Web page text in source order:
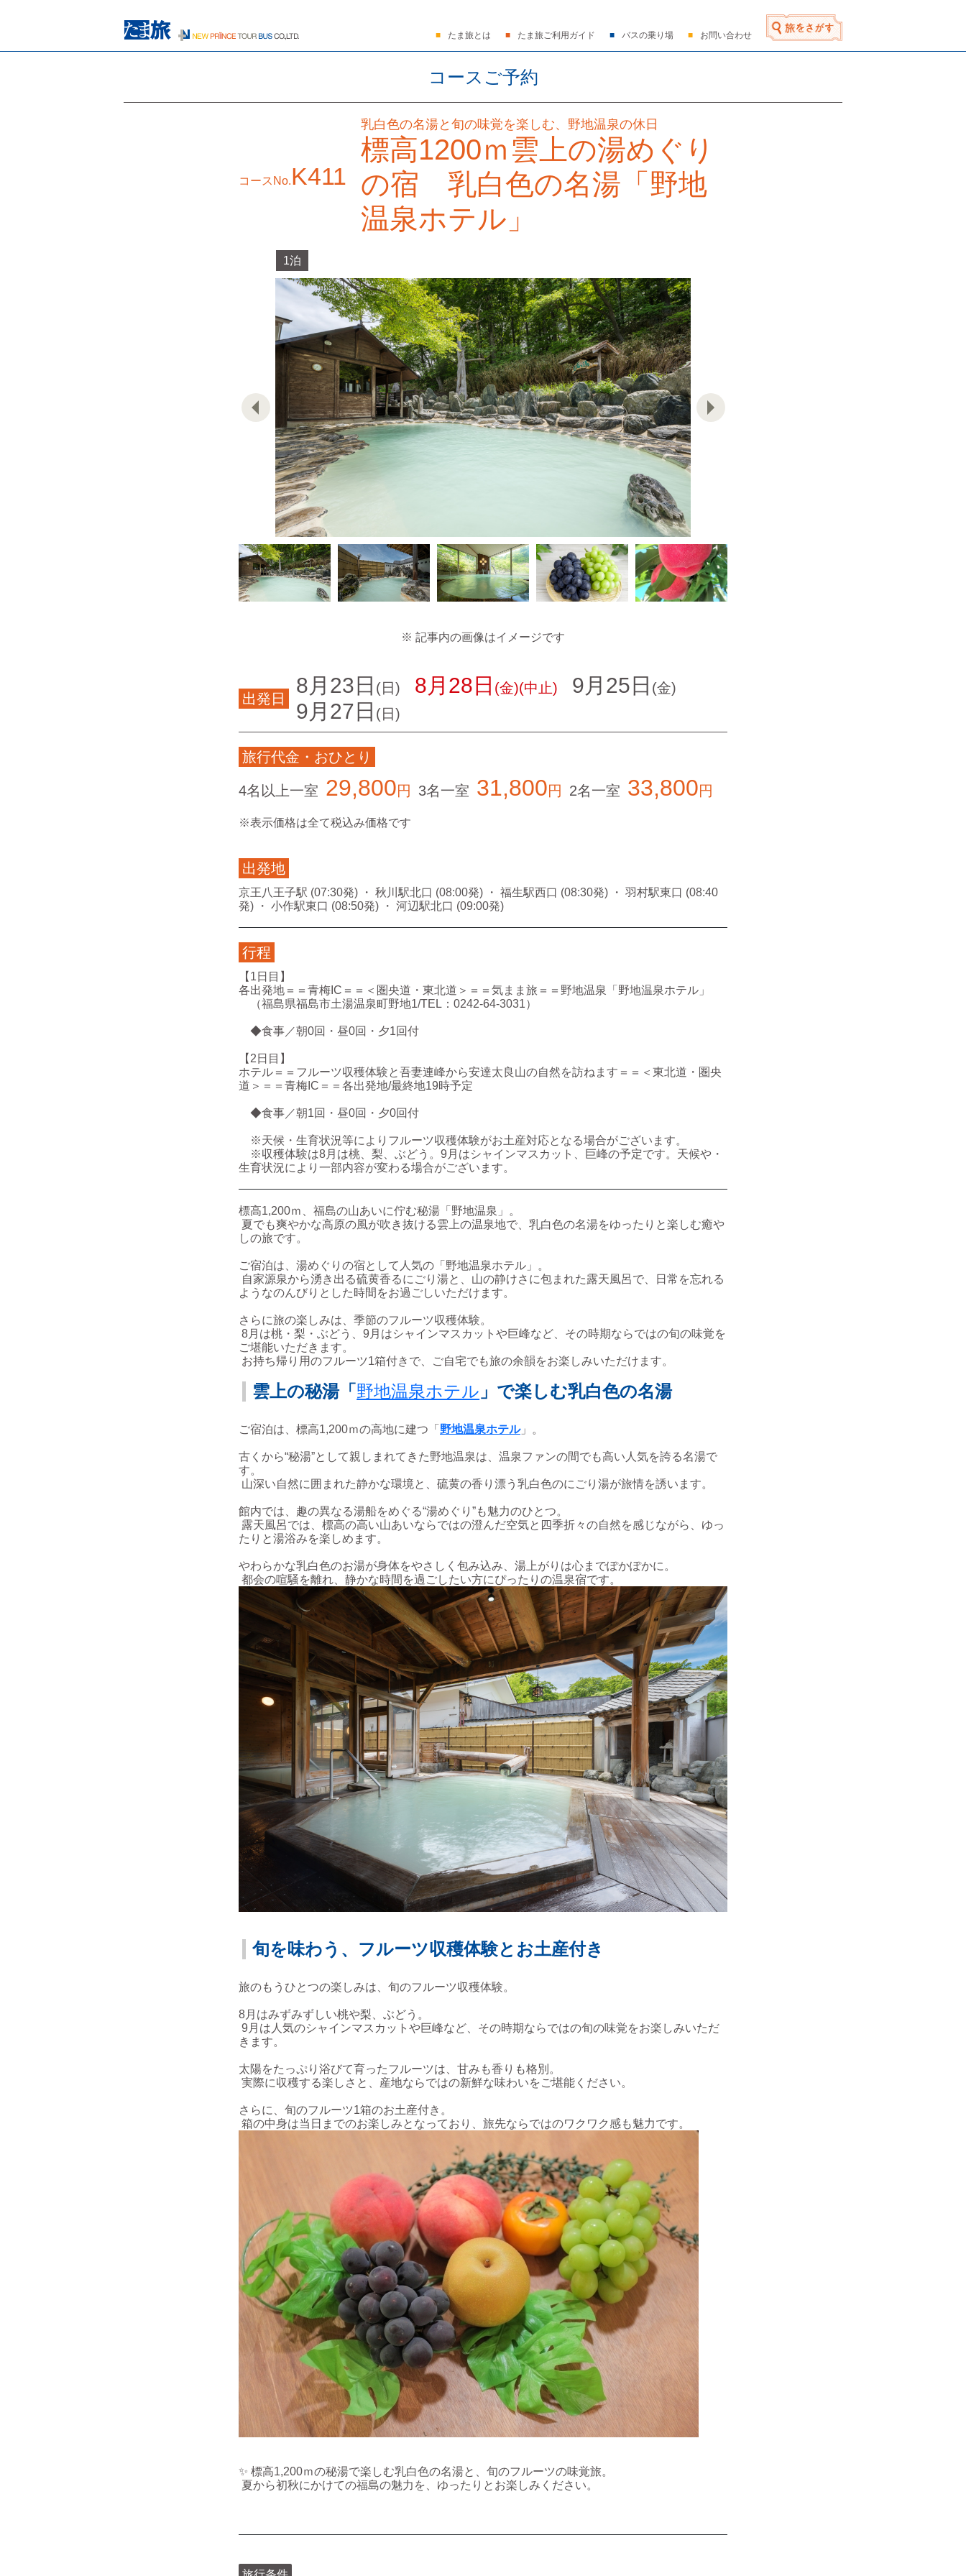
たま旅とは たま旅ご利用ガイド バスの乗り場 お問い合わせ
コースご予約
コースNo.K411
乳白色の名湯と旬の味覚を楽しむ、野地温泉の休日
標高1200ｍ雲上の湯めぐり
の宿 乳白色の名湯「野地
温泉ホテル」
1泊
※ 記事内の画像はイメージです
出発日
8月23日 (日) 8月28日 (金)(中止) 9月25日 (金)
9月27日 (日)
旅行代金・おひとり
4名以上一室 29,800円 3名一室 31,800円 2名一室 33,800円
※表示価格は全て税込み価格です
出発地
京王八王子駅 (07:30発) ・ 秋川駅北口 (08:00発) ・ 福生駅西口 (08:30発) ・ 羽村駅東口 (08:40
発) ・ 小作駅東口 (08:50発) ・ 河辺駅北口 (09:00発)
行程
【1日目】
各出発地＝＝青梅IC＝＝＜圏央道・東北道＞＝＝気まま旅＝＝野地温泉「野地温泉ホテル」
（福島県福島市土湯温泉町野地1/TEL：0242-64-3031）
◆食事／朝0回・昼0回・夕1回付
【2日目】
ホテル＝＝フルーツ収穫体験と吾妻連峰から安達太良山の自然を訪ねます＝＝＜東北道・圏央
道＞＝＝青梅IC＝＝各出発地/最終地19時予定
◆食事／朝1回・昼0回・夕0回付
※天候・生育状況等によりフルーツ収穫体験がお土産対応となる場合がございます。
※収穫体験は8月は桃、梨、ぶどう。9月はシャインマスカット、巨峰の予定です。天候や・
生育状況により一部内容が変わる場合がございます。
標高1,200ｍ、福島の山あいに佇む秘湯「野地温泉」。
夏でも爽やかな高原の風が吹き抜ける雲上の温泉地で、乳白色の名湯をゆったりと楽しむ癒や
しの旅です。
ご宿泊は、湯めぐりの宿として人気の「野地温泉ホテル」。
自家源泉から湧き出る硫黄香るにごり湯と、山の静けさに包まれた露天風呂で、日常を忘れる
ようなのんびりとした時間をお過ごしいただけます。
さらに旅の楽しみは、季節のフルーツ収穫体験。
8月は桃・梨・ぶどう、9月はシャインマスカットや巨峰など、その時期ならではの旬の味覚を
ご堪能いただきます。
お持ち帰り用のフルーツ1箱付きで、ご自宅でも旅の余韻をお楽しみいただけます。
雲上の秘湯「野地温泉ホテル 」で楽しむ乳白色の名湯
ご宿泊は、標高1,200ｍの高地に建つ「 野地温泉ホテル」。
古くから“秘湯”として親しまれてきた野地温泉は、温泉ファンの間でも高い人気を誇る名湯で
す。
山深い自然に囲まれた静かな環境と、硫黄の香り漂う乳白色のにごり湯が旅情を誘います。
館内では、趣の異なる湯船をめぐる“湯めぐり”も魅力のひとつ。
露天風呂では、標高の高い山あいならではの澄んだ空気と四季折々の自然を感じながら、ゆっ
たりと湯浴みを楽しめます。
やわらかな乳白色のお湯が身体をやさしく包み込み、湯上がりは心までぽかぽかに。
都会の喧騒を離れ、静かな時間を過ごしたい方にぴったりの温泉宿です。
旬を味わう、フルーツ収穫体験とお土産付き
旅のもうひとつの楽しみは、旬のフルーツ収穫体験。
8月はみずみずしい桃や梨、ぶどう。
9月は人気のシャインマスカットや巨峰など、その時期ならではの旬の味覚をお楽しみいただ
きます。
太陽をたっぷり浴びて育ったフルーツは、甘みも香りも格別。
実際に収穫する楽しさと、産地ならではの新鮮な味わいをご堪能ください。
さらに、旬のフルーツ1箱のお土産付き。
箱の中身は当日までのお楽しみとなっており、旅先ならではのワクワク感も魅力です。
✨ 標高1,200ｍの秘湯で楽しむ乳白色の名湯と、旬のフルーツの味覚旅。
夏から初秋にかけての福島の魅力を、ゆったりとお楽しみください。